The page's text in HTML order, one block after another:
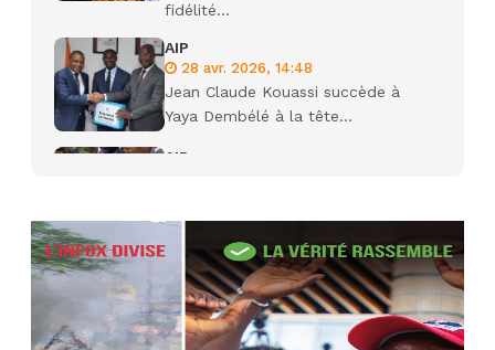
fidélité...
AIP
28 avr. 2026, 14:48
Jean Claude Kouassi succède à
Yaya Dembélé à la tête...
AIP
Camara tué lors d’attaques...
22 avr. 2026, 16:41
Des bureaux ravagés dans un
incendie survenu à la mairie...